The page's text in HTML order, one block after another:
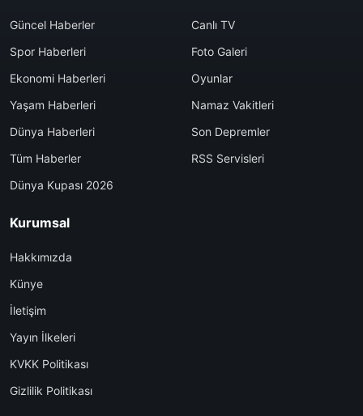
Güncel Haberler
Spor Haberleri
Ekonomi Haberleri
Yaşam Haberleri
Dünya Haberleri
Tüm Haberler
Dünya Kupası 2026
Canlı TV
Foto Galeri
Oyunlar
Namaz Vakitleri
Son Depremler
RSS Servisleri
Kurumsal
Hakkımızda
Künye
İletişim
Yayın İlkeleri
KVKK Politikası
Gizlilik Politikası